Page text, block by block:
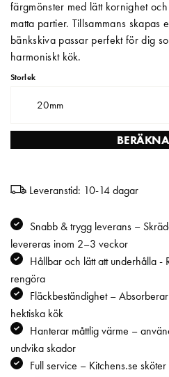
Matberedare & Mixer
Vattenkokare
färgmönster med lätt kornighet
matta partier. Tillsammans skapas
bänkskiva passar perfekt för dig
harmoniskt kök.
Storlek
20mm
Leveranstid: 10-14 dagar
Snabb & trygg leverans –
levereras inom 2–3 veckor
Hållbar och lätt att underhålla -
rengöra
Fläckbeständighet –
hektiska kök
Hanterar måttlig värme –
undvika skador
Full service – Kitchens.se